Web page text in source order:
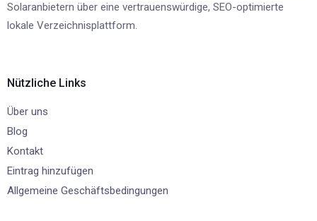
Solaranbietern über eine vertrauenswürdige, SEO-optimierte
lokale Verzeichnisplattform.
Nützliche Links
Über uns
Blog
Kontakt
Eintrag hinzufügen
Allgemeine Geschäftsbedingungen